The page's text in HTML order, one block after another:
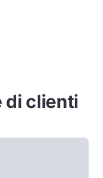
di clienti